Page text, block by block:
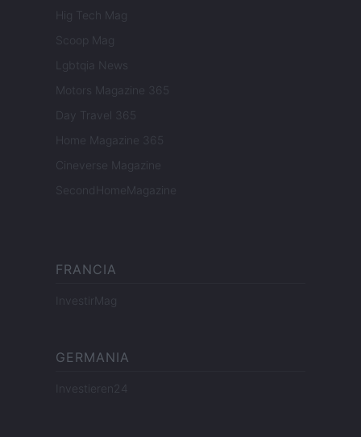
Hig Tech Mag
Scoop Mag
Lgbtqia News
Motors Magazine 365
Day Travel 365
Home Magazine 365
Cineverse Magazine
SecondHomeMagazine
FRANCIA
InvestirMag
GERMANIA
Investieren24